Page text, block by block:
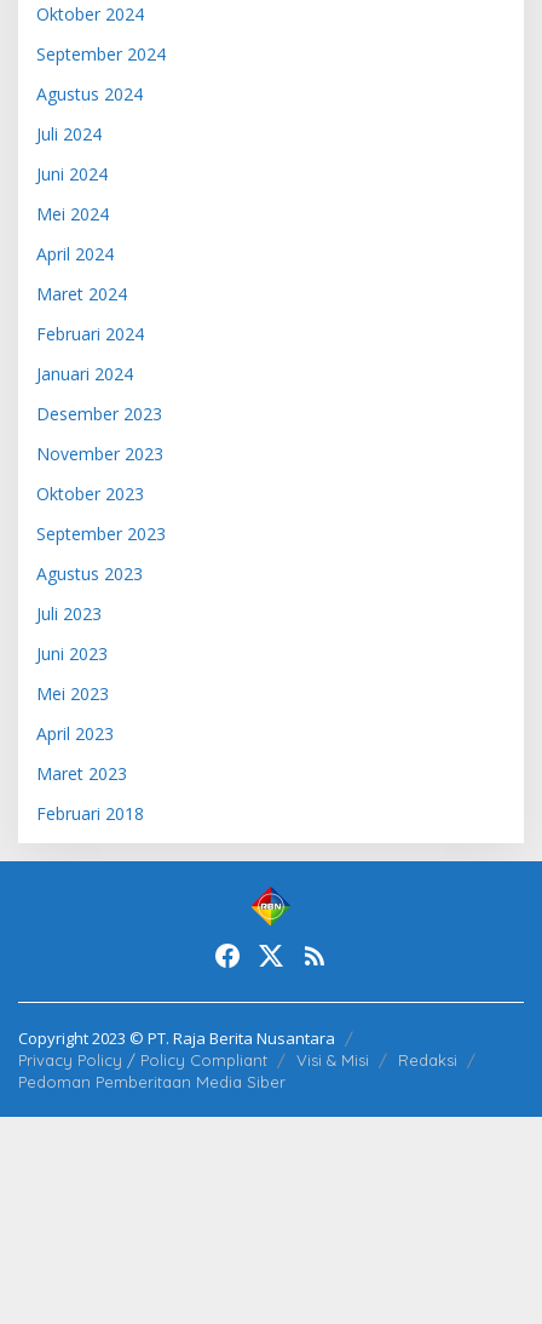
Oktober 2024
September 2024
Agustus 2024
Juli 2024
Juni 2024
Mei 2024
April 2024
Maret 2024
Februari 2024
Januari 2024
Desember 2023
November 2023
Oktober 2023
September 2023
Agustus 2023
Juli 2023
Juni 2023
Mei 2023
April 2023
Maret 2023
Februari 2018
Copyright 2023 © PT. Raja Berita Nusantara
Privacy Policy / Policy Compliant Visi & Misi
Redaksi
Pedoman Pemberitaan Media Siber